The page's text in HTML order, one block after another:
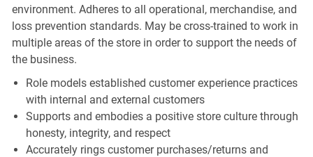
environment. Adheres to all operational, merchandise, and
loss prevention standards. May be cross-trained to work in
multiple areas of the store in order to support the needs of
the business.
Role models established customer experience practices
with internal and external customers
Supports and embodies a positive store culture through
honesty, integrity, and respect
Accurately rings customer purchases/returns and